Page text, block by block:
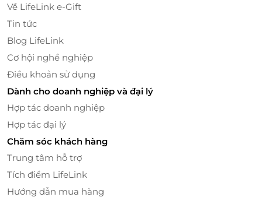
Ngày 02: Bàu Trắng - Mian Farm - Thành Phố
Hồ Chí Minh (Ăn Sáng, Trưa)
06h30: Quý khách dùng Buffet sáng tại Resort.
08h00: Xe đưa quý khách tham quan Khu du lịch
Bàu Trắng - Nằm giữa những triền cát trắng nên Bàu
Về LifeLink e-Gift
Tin tức
Blog LifeLink
Cơ hội nghề nghiệp
Điều khoản sử dụng
Dành cho doanh nghiệp và đại lý
Hợp tác doanh nghiệp
Hợp tác đại lý
Chăm sóc khách hàng
Trung tâm hỗ trợ
Tích điểm LifeLink
Hướng dẫn mua hàng